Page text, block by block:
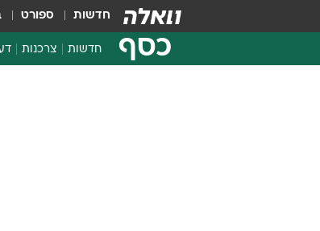
חדשות ספורט
כסף חדשות צרכנות